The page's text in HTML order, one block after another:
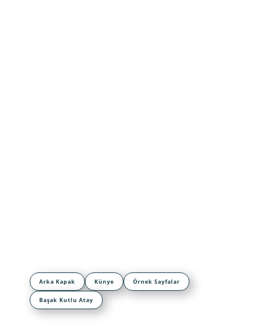
Arka Kapak Künye Örnek Sayfalar
Başak Kutlu Atay